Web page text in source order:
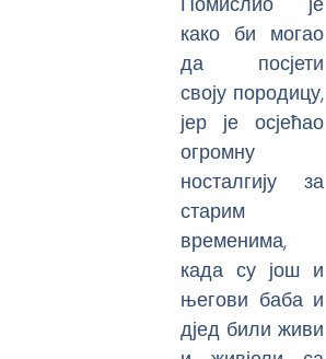
како би могао
да посјети
своју породицу,
јер је осјећао
огромну
носталгију за
старим
временима,
када су још и
његови баба и
дјед били живи